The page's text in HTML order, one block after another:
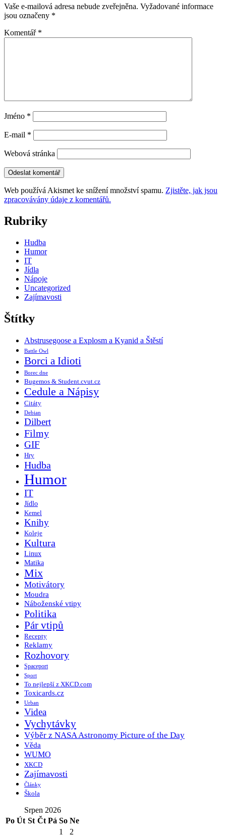
Vaše e-mailová adresa nebude zveřejněna. Vyžadované informace
jsou označeny *
Komentář *
Jméno *
E-mail *
Webová stránka
Web používá Akismet ke snížení množství spamu. Zjistěte, jak jsou
zpracovávány údaje z komentářů.
Rubriky
Hudba
Humor
IT
Jídla
Nápoje
Uncategorized
Zajímavosti
Štítky
Abstrusegoose a Explosm a Kyanid a Štěstí
Battle Owl
Borci a Idioti
Borec dne
Bugemos & Student.cvut.cz
Cedule a Nápisy
Citáty
Debian
Dilbert
Filmy
GIF
Hry
Hudba
Humor
IT
Jídlo
Kemel
Knihy
Koleje
Kultura
Linux
Matika
Mix
Motivátory
Moudra
Náboženské vtipy
Politika
Pár vtipů
Recepty
Reklamy
Rozhovory
Spaceport
Sport
To nejlepší z XKCD.com
Toxicards.cz
Urban
Videa
Vychytávky
Výběr z NASA Astronomy Picture of the Day
Věda
WUMO
XKCD
Zajímavosti
Články
Škola
Srpen 2026
Po Út St Čt Pá So Ne
1
2